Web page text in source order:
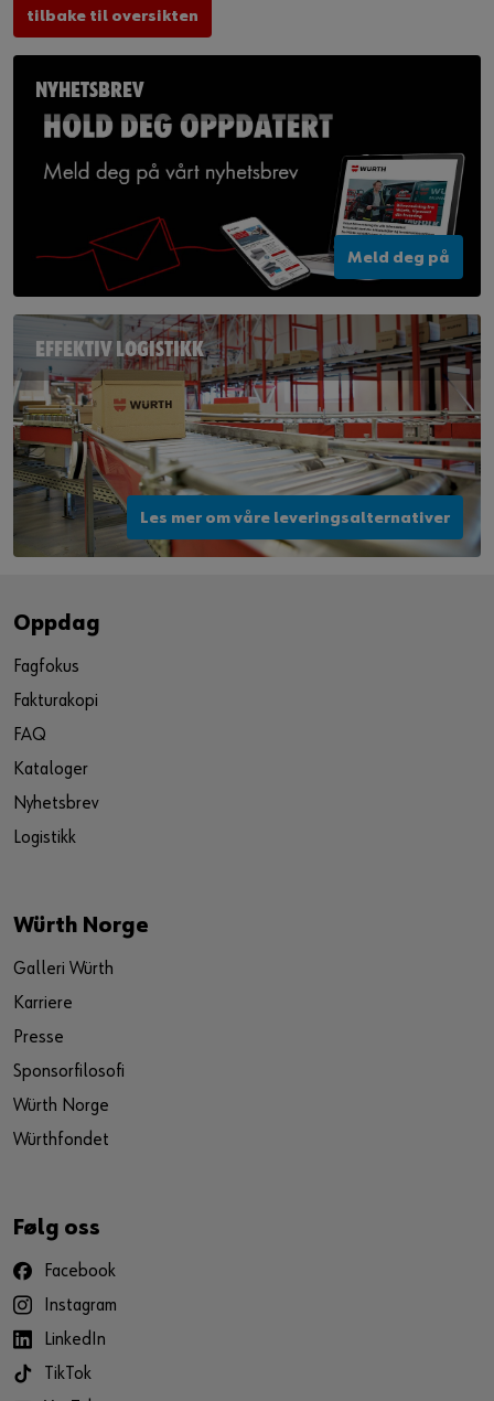
tilbake til oversikten
Meld deg på
NYHETSBREV
Les mer om våre leveringsalternativer
EFFEKTIV LOGISTIKK
Oppdag
Fagfokus
Fakturakopi
FAQ
Kataloger
Nyhetsbrev
Logistikk
Würth Norge
Galleri Würth
Karriere
Presse
Sponsorfilosofi
Würth Norge
Würthfondet
Følg oss
Facebook
Instagram
LinkedIn
TikTok